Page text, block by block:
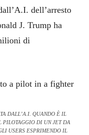
dell’arresto
J. Trump ha
di
DALL’A.I. QUANDO È IL
PILOTAGGIO DI UN JET DA
USERS ESPRIMENDO IL